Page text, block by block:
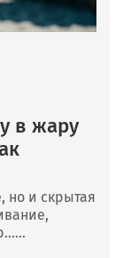
в жару
но и скрытая